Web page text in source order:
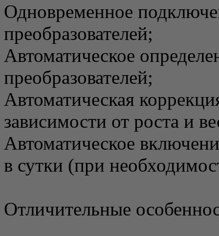
Одновременное
преобразователей;
Автоматическое
преобразователей;
Автоматическая
зависимости от роста и
Автоматическое
в сутки (при
Отличительные